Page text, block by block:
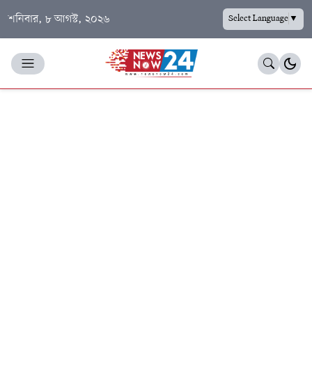
শনিবার, ৮ আগস্ট, ২০২৬ Select Language▼